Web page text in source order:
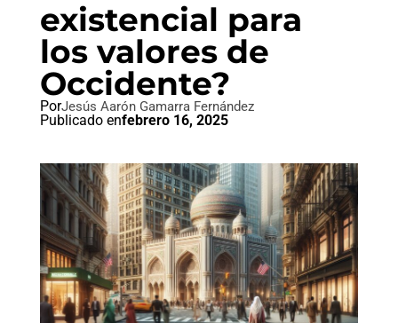
existencial para
los valores de
Occidente?
PorJesús Aarón Gamarra Fernández
Publicado enfebrero 16, 2025